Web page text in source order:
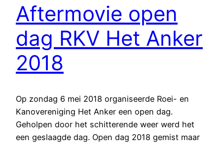
Aftermovie open
dag RKV Het Anker
2018
Op zondag 6 mei 2018 organiseerde Roei- en
Kanovereniging Het Anker een open dag.
Geholpen door het schitterende weer werd het
een geslaagde dag. Open dag 2018 gemist maar